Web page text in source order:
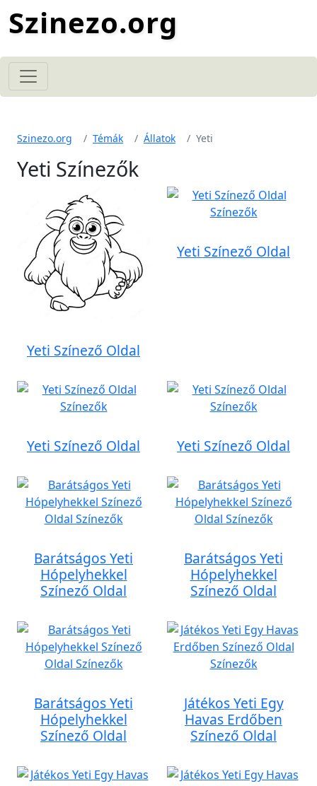
Szinezo.org
Szinezo.org Témák Állatok Yeti
Yeti Színezők
Yeti Színező Oldal
Yeti Színező Oldal
Yeti Színező Oldal Yeti Színező Oldal
Barátságos Yeti
Hópelyhekkel
Színező Oldal
Barátságos Yeti
Hópelyhekkel
Színező Oldal
Barátságos Yeti
Hópelyhekkel
Színező Oldal
Játékos Yeti Egy
Havas Erdőben
Színező Oldal